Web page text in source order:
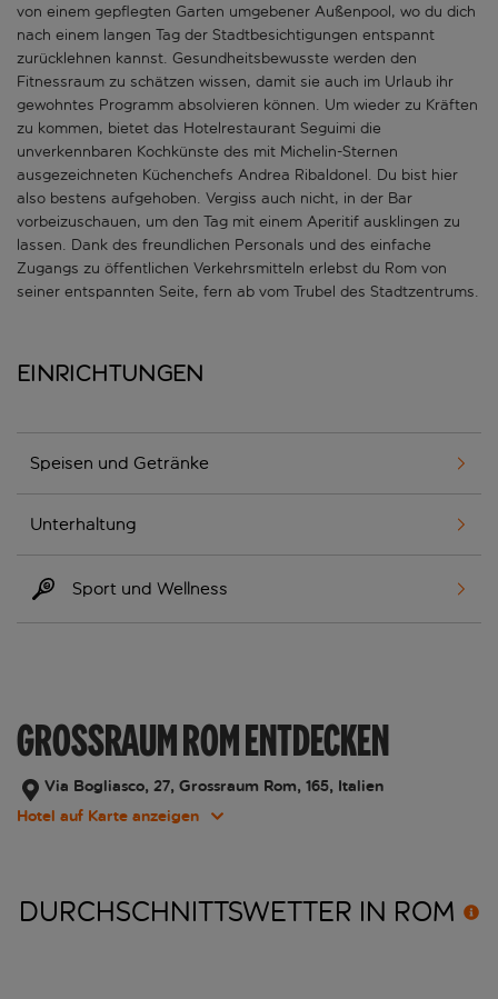
von einem gepflegten Garten umgebener Außenpool, wo du dich
nach einem langen Tag der Stadtbesichtigungen entspannt
zurücklehnen kannst. Gesundheitsbewusste werden den
Fitnessraum zu schätzen wissen, damit sie auch im Urlaub ihr
gewohntes Programm absolvieren können. Um wieder zu Kräften
zu kommen, bietet das Hotelrestaurant Seguimi die
unverkennbaren Kochkünste des mit Michelin-Sternen
ausgezeichneten Küchenchefs Andrea Ribaldonel. Du bist hier
also bestens aufgehoben. Vergiss auch nicht, in der Bar
vorbeizuschauen, um den Tag mit einem Aperitif ausklingen zu
lassen. Dank des freundlichen Personals und des einfache
Zugangs zu öffentlichen Verkehrsmitteln erlebst du Rom von
seiner entspannten Seite, fern ab vom Trubel des Stadtzentrums.
Einrichtungen
Speisen und Getränke
Unterhaltung
Sport und Wellness
GROSSRAUM ROM ENTDECKEN
Via Bogliasco, 27, Grossraum Rom, 165, Italien
Hotel auf Karte anzeigen
DURCHSCHNITTSWETTER IN ROM